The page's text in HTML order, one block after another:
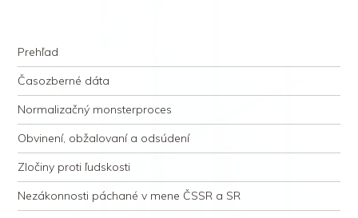
justície
Navigation
Skip to content
Prehľad
Časozberné dáta
Normalizačný monsterproces
Obvinení, obžalovaní a odsúdení
Zločiny proti ľudskosti
Nezákonnosti páchané v mene ČSSR a SR